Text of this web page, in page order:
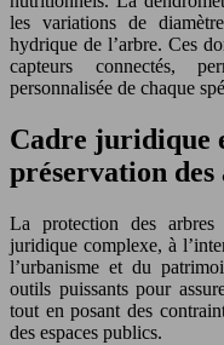
les variations de
hydrique de l’arbre. Ces
capteurs connectés,
personnalisée de chaque
Cadre juridique
préservation
La protection des arbres
juridique complexe, à
l’urbanisme et du
outils puissants pour
tout en posant des
des espaces publics.